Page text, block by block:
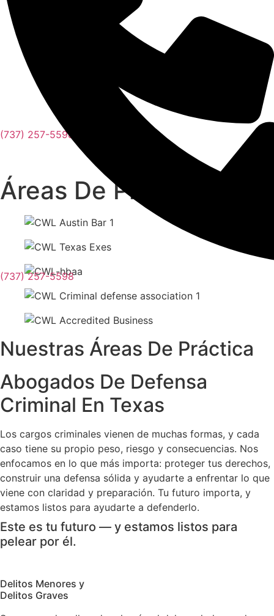
(737) 257-5598
(737) 257-5598
Áreas De Práctica
Nuestras Áreas De Práctica
Abogados De Defensa
Criminal En Texas
Los cargos criminales vienen de muchas formas, y cada
caso tiene su propio peso, riesgo y consecuencias. Nos
enfocamos en lo que más importa: proteger tus derechos,
construir una defensa sólida y ayudarte a enfrentar lo que
viene con claridad y preparación. Tu futuro importa, y
estamos listos para ayudarte a defenderlo.
Este es tu futuro — y estamos listos para
pelear por él.
Delitos Menores y
Delitos Graves